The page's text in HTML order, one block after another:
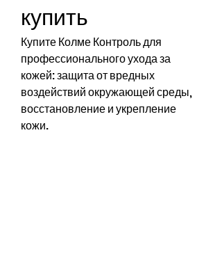
купить
Купите Колме Контроль для
профессионального ухода за
кожей: защита от вредных
воздействий окружающей среды,
восстановление и укрепление
кожи.